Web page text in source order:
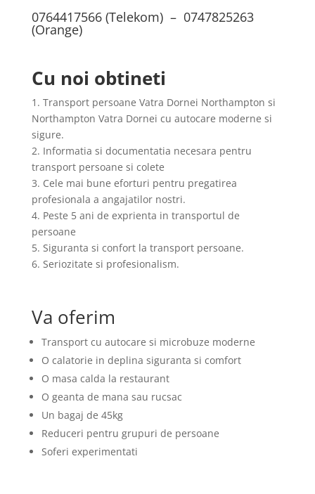
0764417566 (Telekom) – 0747825263
(Orange)
Cu noi obtineti
1. Transport persoane Vatra Dornei Northampton si
Northampton Vatra Dornei cu autocare moderne si
sigure.
2. Informatia si documentatia necesara pentru
transport persoane si colete
3. Cele mai bune eforturi pentru pregatirea
profesionala a angajatilor nostri.
4. Peste 5 ani de exprienta in transportul de
persoane
5. Siguranta si confort la transport persoane.
6. Seriozitate si profesionalism.
Va oferim
Transport cu autocare si microbuze moderne
O calatorie in deplina siguranta si comfort
O masa calda la restaurant
O geanta de mana sau rucsac
Un bagaj de 45kg
Reduceri pentru grupuri de persoane
Soferi experimentati